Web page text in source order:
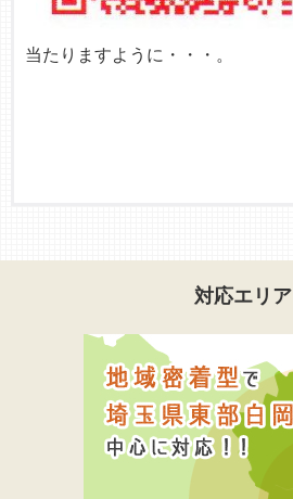
当たりますように・・・。
対応エリア